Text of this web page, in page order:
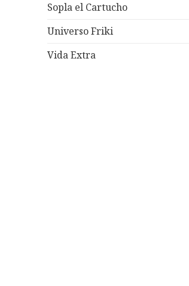
Sopla el Cartucho
Universo Friki
Vida Extra